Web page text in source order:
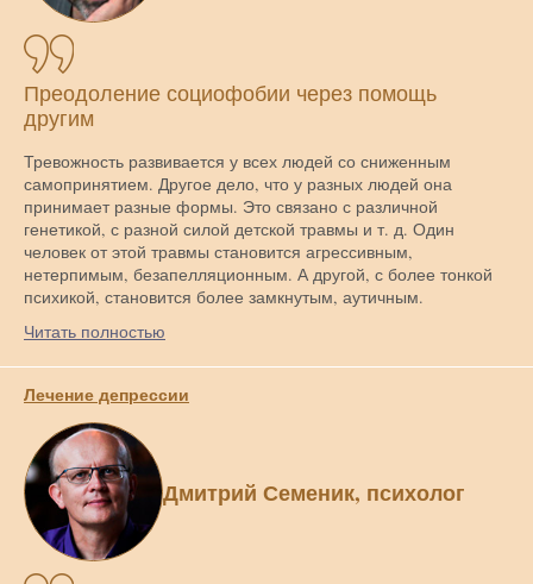
Преодоление социофобии через помощь
другим
Тревожность развивается у всех людей со сниженным
самопринятием. Другое дело, что у разных людей она
принимает разные формы. Это связано с различной
генетикой, с разной силой детской травмы и т. д. Один
человек от этой травмы становится агрессивным,
нетерпимым, безапелляционным. А другой, с более тонкой
психикой, становится более замкнутым, аутичным.
Читать полностью
Лечение депрессии
Дмитрий Семеник, психолог